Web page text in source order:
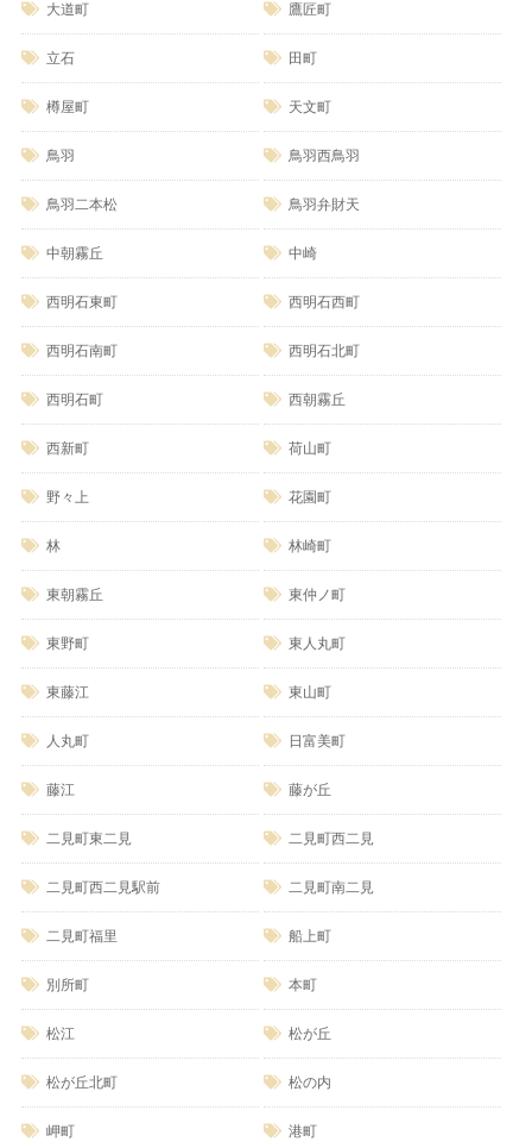
大道町 鷹匠町
立石 田町
樽屋町 天文町
鳥羽 鳥羽西鳥羽
鳥羽二本松 鳥羽弁財天
中朝霧丘 中崎
西明石東町 西明石西町
西明石南町 西明石北町
西明石町 西朝霧丘
西新町 荷山町
野々上 花園町
林 林崎町
東朝霧丘 東仲ノ町
東野町 東人丸町
東藤江 東山町
人丸町 日富美町
藤江 藤が丘
二見町東二見 二見町西二見
二見町西二見駅前 二見町南二見
二見町福里 船上町
別所町 本町
松江 松が丘
松が丘北町 松の内
岬町 港町